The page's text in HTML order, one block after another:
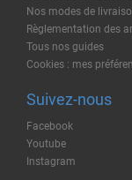
Nos modes de
Règlementation des
Tous nos guides
Cookies : mes
Suivez-nous
Facebook
Youtube
Instagram